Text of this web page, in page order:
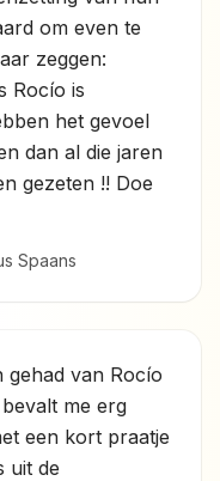
om even te
zeggen:
Rocío is
het gevoel
dan al die jaren
gezeten !! Doe
Spaans
gehad van Rocío
me erg
een kort praatje
uit de